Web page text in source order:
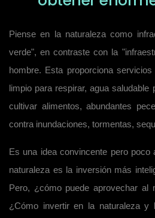
Piense en la naturaleza como
verde", en contraste con la
hombre. Esta proporciona
limpio para respirar, agua saludable
cultivar alimentos, abundantes
contra inundaciones, tormentas,
Es una idea convincente pero poco
naturaleza es la inversión más
Pero, ¿cómo puede aprovechar al
¿Cómo invertir en la naturaleza y